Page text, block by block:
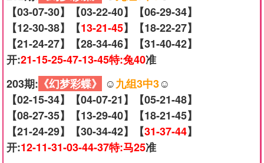
【03-07-30】【03-22-40】【06-29-34】
【12-30-38】【13-21-45】【18-22-27】
【21-24-27】【28-34-46】【31-40-42】
开:21-15-25-47-13-45特:兔40准
203期: 《幻梦彩蝶》 ☺️九组3中3☺️
【02-15-34】【04-07-21】【05-21-48】
【08-27-35】【13-29-40】【18-21-45】
【21-24-29】【30-34-42】【31-37-44】
开:12-11-31-03-44-37特:马25准